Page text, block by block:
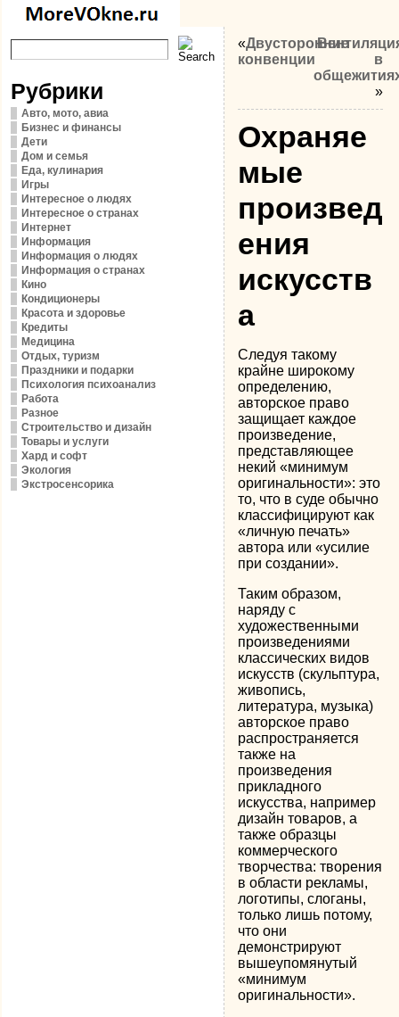
Рубрики
Авто, мото, авиа
Бизнес и финансы
Дети
Дом и семья
Еда, кулинария
Игры
Интересное о людях
Интересное о странах
Интернет
Информация
Информация о людях
Информация о странах
Кино
Кондиционеры
Красота и здоровье
Кредиты
Медицина
Отдых, туризм
Праздники и подарки
Психология психоанализ
Работа
Разное
Строительство и дизайн
Товары и услуги
Хард и софт
Экология
Экстросенсорика
«Двусторонние
конвенции
в
»
Охраняе
мые
произвед
ения
искусств
а
Следуя такому
крайне широкому
определению,
авторское право
защищает каждое
произведение,
представляющее
некий «минимум
оригинальности»: это
то, что в суде обычно
классифицируют как
«личную печать»
автора или «усилие
при создании».
Таким образом,
наряду с
художественными
произведениями
классических видов
искусств (скульптура,
живопись,
литература, музыка)
авторское право
распространяется
также на
произведения
прикладного
искусства, например
дизайн товаров, а
также образцы
коммерческого
творчества: творения
в области рекламы,
логотипы, слоганы,
только лишь потому,
что они
демонстрируют
вышеупомянутый
«минимум
оригинальности».